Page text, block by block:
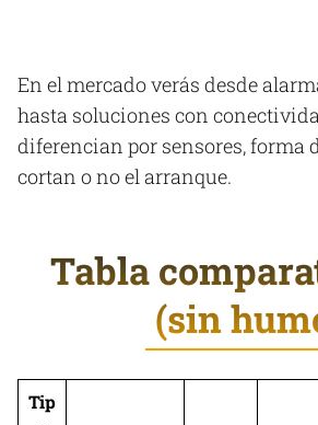
En el mercado verás desde
hasta soluciones con
diferencian por sensores, forma
cortan o no el arranque.
Tabla
(sin
Tip